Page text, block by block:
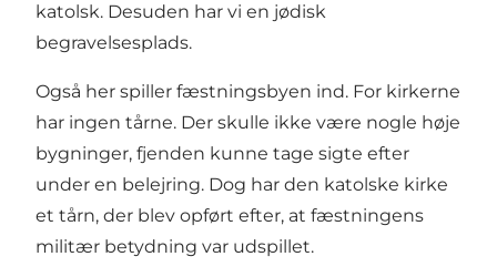
katolsk. Desuden har vi en jødisk
begravelsesplads.
Også her spiller fæstningsbyen ind. For kirkerne
har ingen tårne. Der skulle ikke være nogle høje
bygninger, fjenden kunne tage sigte efter
under en belejring. Dog har den katolske kirke
et tårn, der blev opført efter, at fæstningens
militær betydning var udspillet.